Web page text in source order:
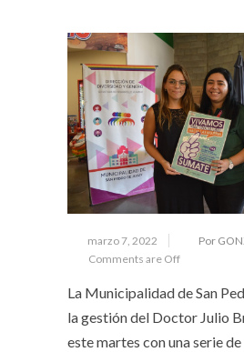
marzo 7, 2022
Por
Comments are Off
La Municipalidad de San
la gestión del Doctor Julio
este martes con una serie